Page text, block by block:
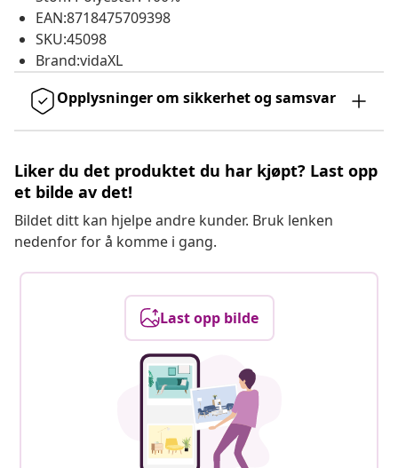
EAN:8718475709398
SKU:45098
Brand:vidaXL
Opplysninger om sikkerhet og samsvar
Liker du det produktet du har kjøpt? Last opp
et bilde av det!
Bildet ditt kan hjelpe andre kunder. Bruk lenken
nedenfor for å komme i gang.
Last opp bilde